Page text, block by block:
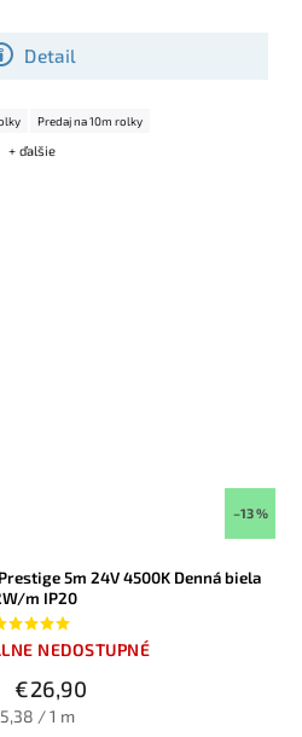
Detail
Predaj na 10m rolky
+ ďalšie
–13 %
5m 24V 4500K Denná biela
m IP20
NEDOSTUPNÉ
€26,90
/ 1 m